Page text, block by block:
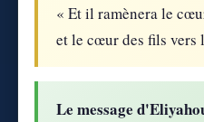
« Et il ramènera le
et le cœur des fils vers
Le message